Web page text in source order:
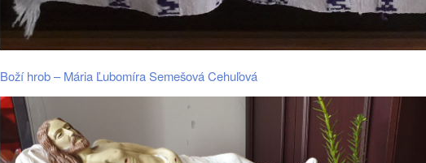
Boží hrob – Mária Ľubomíra Semešová Cehuľová